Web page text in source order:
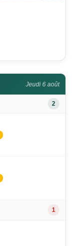
Jeudi 6 août
2
1